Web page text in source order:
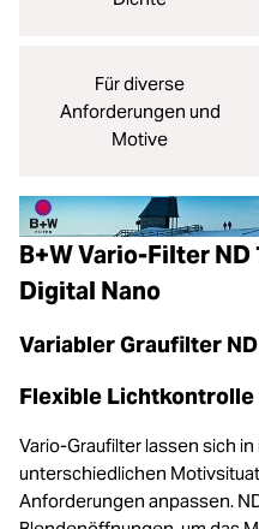
Für diverse
Anforderungen und
Motive
B+W Vario-Filter ND
Digital Nano
Variabler Graufilter
Flexible
Vario-Graufilter lassen sich
unterschiedlichen
Anforderungen anpassen.